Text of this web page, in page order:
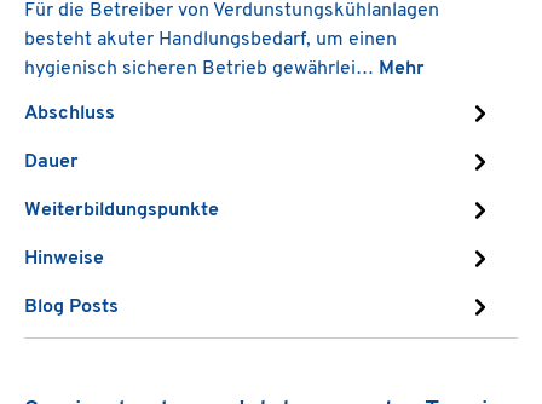
Für die Betreiber von Verdunstungskühlanlagen
besteht akuter Handlungsbedarf, um einen
hygienisch sicheren Betrieb gewährlei… Mehr
Abschluss
Dauer
Weiterbildungspunkte
Hinweise
Blog Posts